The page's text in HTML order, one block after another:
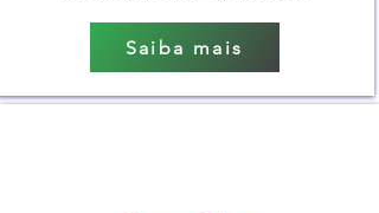
Saiba mais